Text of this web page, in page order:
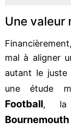
Une valeur
mal à aligner
autant le
une étude
Football, la